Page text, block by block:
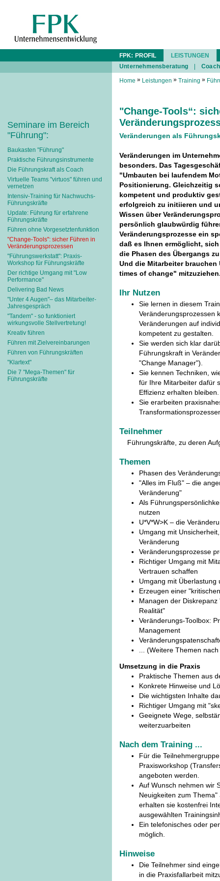
Seminare im Bereich
"Führung":
Baukasten "Führung"
Praktische Führungsinstrumente
Die Führungskraft als Coach
Virtuelle Teams "virtuos" führen und
vernetzen
Intensiv-Training für Nachwuchs-
Führungskräfte
Update: Führung für erfahrene
Führungskräfte
Führen ohne Vorgesetztenfunktion
"Change-Tools": sicher Führen in
Veränderungsprozessen
"Führungswerkstatt": Praxis-
Workshop für Führungskräfte
Der richtige Umgang mit "Low
Performance"
Delivering Bad News
"Unter 4 Augen"– das Mitarbeiter-
Jahresgespräch
"Tandem" - so funktioniert
wirkungsvolle Stellvertretung!
Kreativ führen
Führen mit Zielvereinbarungen
Führen von Führungskräften
"Klartext"
Die 7 "Mega-Themen" für
Führungskräfte
FPK: PROFIL
LEISTUNGEN
Unternehmensberatung
Home » Leistungen » Training »
"Change-Tools“:
Veränderungen als
Veränderungen im
besonders. Das
"Umbauten bei laufendem
Positionierung. Gleichzeitig
kompetent und produktiv
erfolgreich zu initiieren und
Wissen über
persönlich glaubwürdig
Veränderungsprozesse ein
daß es Ihnen ermöglicht,
die Phasen des Übergangs
Und die Mitarbeiter
times of change"
Ihr Nutzen
Sie lernen in diesem
Veränderungsprozessen
Veränderungen auf
kompetent zu gestalten.
Sie werden sich klar
Führungskraft in
"Change Manager").
Sie kennen Techniken,
für Ihre Mitarbeiter dafür
Effizienz erhalten bleiben.
Sie erarbeiten
Teilnehmer
Führungskräfte, zu deren
Themen
Phasen des
"Alles im Fluß" – die
Veränderung"
Als
nutzen
U*V*W>K – die
Umgang mit
Veränderung
Veränderungsprozesse
Richtiger Umgang mit
Vertrauen schaffen
Umgang mit Überlastung
Erzeugen einer
Managen der
Realität"
Veränderungs-Toolbox:
Management
... (Weitere Themen
Umsetzung in die Praxis
Praktische Themen aus
Konkrete Hinweise und
Die wichtigsten Inhalte
Richtiger Umgang mit
Geeignete Wege,
weiterzuarbeiten
Nach dem Training ...
Für die
Praxisworkshop
angeboten werden.
Auf Wunsch nehmen wir
Neuigkeiten zum
erhalten sie kostenfrei
ausgewählten
Ein telefonisches oder
möglich.
Hinweise
Die Teilnehmer sind
in die Praxisfallarbeit